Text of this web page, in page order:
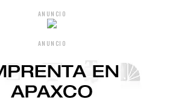
ANUNCIO
ANUNCIO